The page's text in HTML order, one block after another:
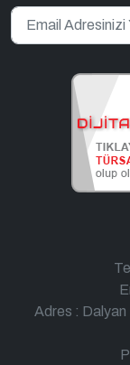
Adres :